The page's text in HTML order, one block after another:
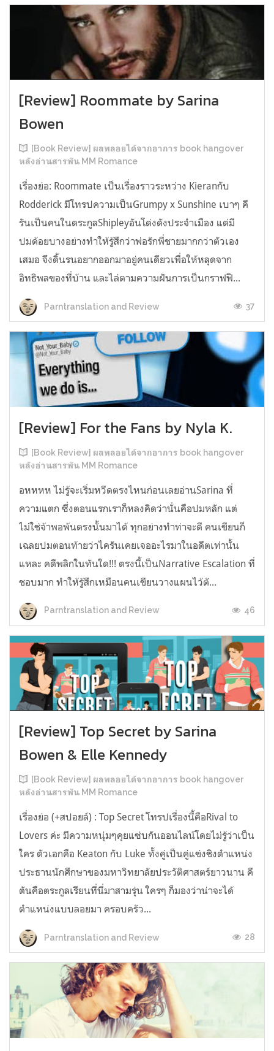
[Review] Roommate by Sarina
Bowen
[Book Review] ผลพลอยได้จากอาการ book hangover
หลังอ่านสารพัน MM Romance
เรื่องย่อ: Roommate เป็นเรื่องราวระหว่าง Kieranกับ
Rodderick มีโทรปความเป็นGrumpy x Sunshine เบาๆ คี
รันเป็นคนในตระกูลShipleyอันโด่งดังประจำเมือง แต่มี
ปมด้อยบางอย่างทำให้รู้สึกว่าพ่อรักพี่ชายมากกว่าตัวเอง
เสมอ จึงดิ้นรนอยากออกมาอยู่คนเดียวเพื่อให้หลุดจาก
อิทธิพลของที่บ้าน และไล่ตามความฝันการเป็นกราฟฟิ...
Parntranslation and Review 37
[Review] For the Fans by Nyla K.
[Book Review] ผลพลอยได้จากอาการ book hangover
หลังอ่านสารพัน MM Romance
อหหหห ไม่รู้จะเริ่มหวีดตรงไหนก่อนเลยอ่านSarina ที่
ความแตก ซึ่งตอนแรกเราก็หลงคิดว่านั่นคือปมหลัก แต่
ไม่ใช่จ้าพอพ้นตรงนั้นมาได้ ทุกอย่างทำท่าจะดี คนเขียนก็
เฉลยปมตอนท้ายว่าไครันเคยเจออะไรมาในอดีตเท่านั้น
แหละ คดีพลิกในทันใด!!! ตรงนี้เป็นNarrative Escalation ที่
ชอบมาก ทำให้รู้สึกเหมือนคนเขียนวางแผนไว้ตั...
Parntranslation and Review 46
[Review] Top Secret by Sarina
Bowen & Elle Kennedy
[Book Review] ผลพลอยได้จากอาการ book hangover
หลังอ่านสารพัน MM Romance
เรื่องย่อ (+สปอยล์) : Top Secret โทรปเรื่องนี้คือRival to
Lovers ค่ะ มีความหนุ่มๆคุยแซ่บกันออนไลน์โดยไม่รู้ว่าเป็น
ใคร ตัวเอกคือ Keaton กับ Luke ทั้งคู่เป็นคู่แข่งชิงตำแหน่ง
ประธานนักศึกษาของมหาวิทยาลัยประวัติศาสตร์ยาวนาน คี
ตันคือตระกูลเรียนที่นี่มาสามรุ่น ใครๆ ก็มองว่าน่าจะได้
ตำแหน่งแบบลอยมา ครอบครัว...
Parntranslation and Review 28